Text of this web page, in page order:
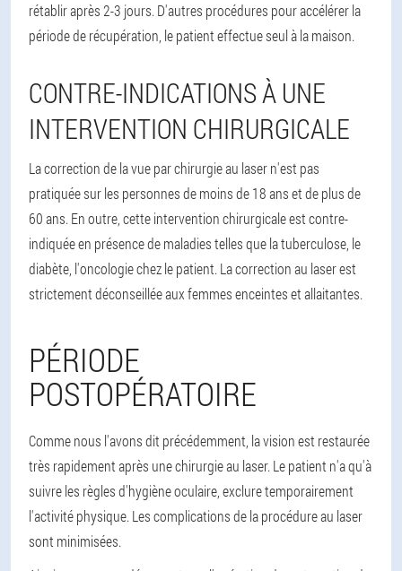
rétablir après 2-3 jours. D'autres procédures pour accélérer la
période de récupération, le patient effectue seul à la maison.
CONTRE-INDICATIONS À UNE
INTERVENTION CHIRURGICALE
La correction de la vue par chirurgie au laser n'est pas
pratiquée sur les personnes de moins de 18 ans et de plus de
60 ans. En outre, cette intervention chirurgicale est contre-
indiquée en présence de maladies telles que la tuberculose, le
diabète, l'oncologie chez le patient. La correction au laser est
strictement déconseillée aux femmes enceintes et allaitantes.
PÉRIODE
POSTOPÉRATOIRE
Comme nous l'avons dit précédemment, la vision est restaurée
très rapidement après une chirurgie au laser. Le patient n'a qu'à
suivre les règles d'hygiène oculaire, exclure temporairement
l'activité physique. Les complications de la procédure au laser
sont minimisées.